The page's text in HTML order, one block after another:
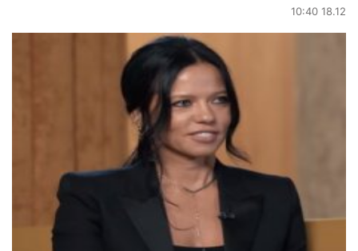
10:40 18.12